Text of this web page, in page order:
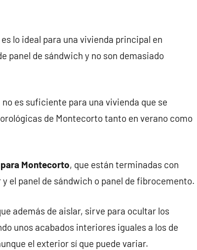
lo ideal para una vivienda principal en
panel de sándwich y no son demasiado
es suficiente para una vivienda que se
de Montecorto tanto en verano como
Montecorto, que están terminadas con
el panel de sándwich o panel de fibrocemento.
además de aislar, sirve para ocultar los
unos acabados interiores iguales a los de
el exterior sí que puede variar.